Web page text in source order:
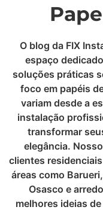
O blog da FIX
espaço
soluções práticas
foco em papéis
variam desde a
instalação
transformar
elegância.
clientes
áreas como
Osasco e
melhores ideias